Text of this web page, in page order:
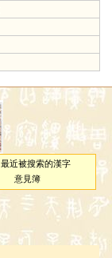
最近被搜索的漢字
意見簿